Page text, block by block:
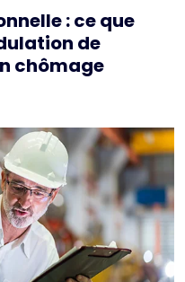
: ce que
de
chômage